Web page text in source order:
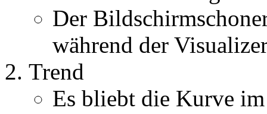
Der
während der
Trend
Es bliebt die Kurve